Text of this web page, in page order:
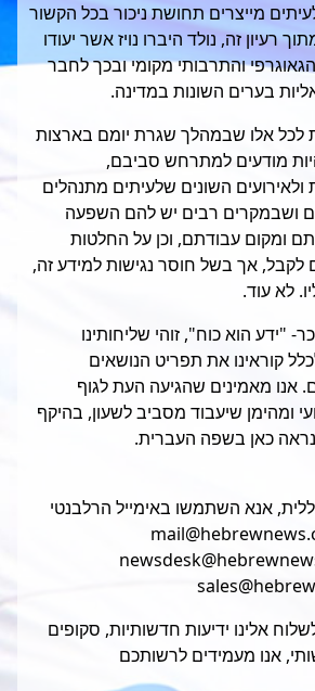
מייצרים תחושת ניכור בכל הקשור
רעיון זה, נולד היברו נויז אשר יעודו
והתרבותי מקומי ובכך לחבר
בערים השונות במדינה.
לכל אלו שבמהלך שגרת יומם בארצות
מודעים למתרחש סביבם,
ולאירועים השונים שלעיתים מתנהלים
ושבמקרים רבים יש להם השפעה
ומקום עבודתם, וכן על החלטות
לקבל, אך בשל חוסר נגישות למידע זה,
לא עוד.
"ידע הוא כוח", זוהי שליחותינו
קוראינו את תפריט הנושאים
אנו מאמינים שהגיעה העת לגוף
ומהימן שיעבוד מסביב לשעון, בהיקף
כאן בשפה העברית.
אנא השתמשו באימייל הרלבנטי
אלינו ידיעות חדשותיות, סקופים
אנו מעמידים לרשותכם